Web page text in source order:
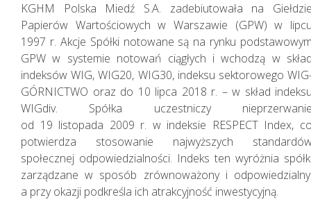
Sprawozdania
Finansowe
Skonsolidowane
KGHM Polska Miedź S.A. zadebiutowała na
Papierów Wartościowych w Warszawie (GPW) w
1997 r. Akcje Spółki notowane są na rynku
GPW w systemie notowań ciągłych i wchodzą w
indeksów WIG, WIG20, WIG30, indeksu sektorowego
GÓRNICTWO oraz do 10 lipca 2018 r. – w skład
WIGdiv. Spółka uczestniczy
od 19 listopada 2009 r. w indeksie RESPECT Index,
potwierdza stosowanie najwyższych
społecznej odpowiedzialności. Indeks ten wyróżnia
zarządzane w sposób zrównoważony i
a przy okazji podkreśla ich atrakcyjność inwestycyjną.